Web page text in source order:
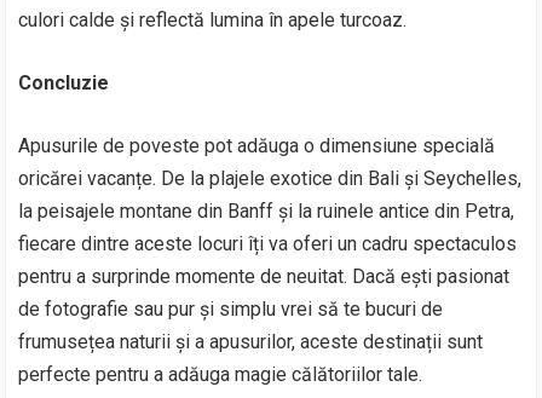
culori calde și reflectă lumina în apele turcoaz.
Concluzie
Apusurile de poveste pot adăuga o dimensiune specială
oricărei vacanțe. De la plajele exotice din Bali și Seychelles,
la peisajele montane din Banff și la ruinele antice din Petra,
fiecare dintre aceste locuri îți va oferi un cadru spectaculos
pentru a surprinde momente de neuitat. Dacă ești pasionat
de fotografie sau pur și simplu vrei să te bucuri de
frumusețea naturii și a apusurilor, aceste destinații sunt
perfecte pentru a adăuga magie călătoriilor tale.